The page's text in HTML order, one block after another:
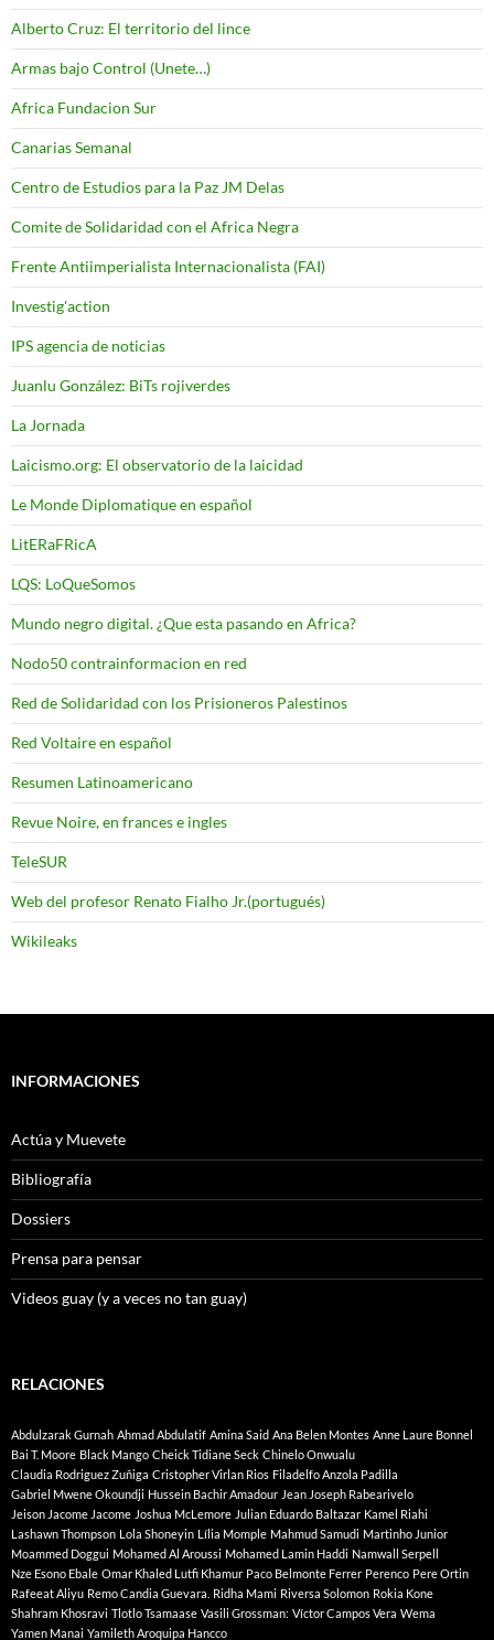
Alberto Cruz: El territorio del lince
Armas bajo Control (Unete…)
Africa Fundacion Sur
Canarias Semanal
Centro de Estudios para la Paz JM Delas
Comite de Solidaridad con el Africa Negra
Frente Antiimperialista Internacionalista (FAI)
Investig'action
IPS agencia de noticias
Juanlu González: BiTs rojiverdes
La Jornada
Laicismo.org: El observatorio de la laicidad
Le Monde Diplomatique en español
LitERaFRicA
LQS: LoQueSomos
Mundo negro digital. ¿Que esta pasando en Africa?
Nodo50 contrainformacion en red
Red de Solidaridad con los Prisioneros Palestinos
Red Voltaire en español
Resumen Latinoamericano
Revue Noire, en frances e ingles
TeleSUR
Web del profesor Renato Fialho Jr.(portugués)
Wikileaks
INFORMACIONES
Actúa y Muevete
Bibliografía
Dossiers
Prensa para pensar
Videos guay (y a veces no tan guay)
RELACIONES
Abdulzarak Gurnah Ahmad Abdulatif Amina Said Ana Belen Montes Anne Laure Bonnel
Bai T. Moore Black Mango Cheick Tidiane Seck Chinelo Onwualu
Claudia Rodriguez Zuñiga Cristopher Virlan Rios Filadelfo Anzola Padilla
Gabriel Mwene Okoundji Hussein Bachir Amadour Jean Joseph Rabearivelo
Jeison Jacome Jacome Joshua McLemore Julian Eduardo Baltazar Kamel Riahi
Lashawn Thompson Lola Shoneyin Lília Momple Mahmud Samudi Martinho Junior
Moammed Doggui Mohamed Al Aroussi Mohamed Lamin Haddi Namwall Serpell
Nze Esono Ebale Omar Khaled Lutfi Khamur Paco Belmonte Ferrer Perenco Pere Ortin
Rafeeat Aliyu Remo Candia Guevara. Ridha Mami Riversa Solomon Rokia Kone
Shahram Khosravi Tlotlo Tsamaase Vasili Grossman: Víctor Campos Vera Wema
Yamen Manai Yamileth Aroquipa Hancco